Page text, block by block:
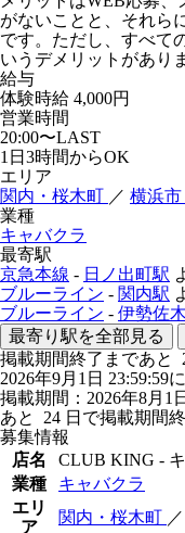
がないことと、それら
です。ただし、すべて
いうデメリットがあり
給与
体験時給 4,000円
営業時間
20:00〜LAST
1日3時間からOK
エリア
関内・桜木町 ／ 横浜市
業種
キャバクラ
最寄駅
京急本線 - 日ノ出町駅
ブルーライン - 関内駅
ブルーライン - 伊勢佐
最寄り駅を全部見る
掲載期間終了まであと
2026年9月1日 23:59:59
掲載期間：2026年8月1
あと 24 日で掲載期間
募集情報
店名
CLUB KING -
業種
キャバクラ
エリ
ア
関内・桜木町 ／